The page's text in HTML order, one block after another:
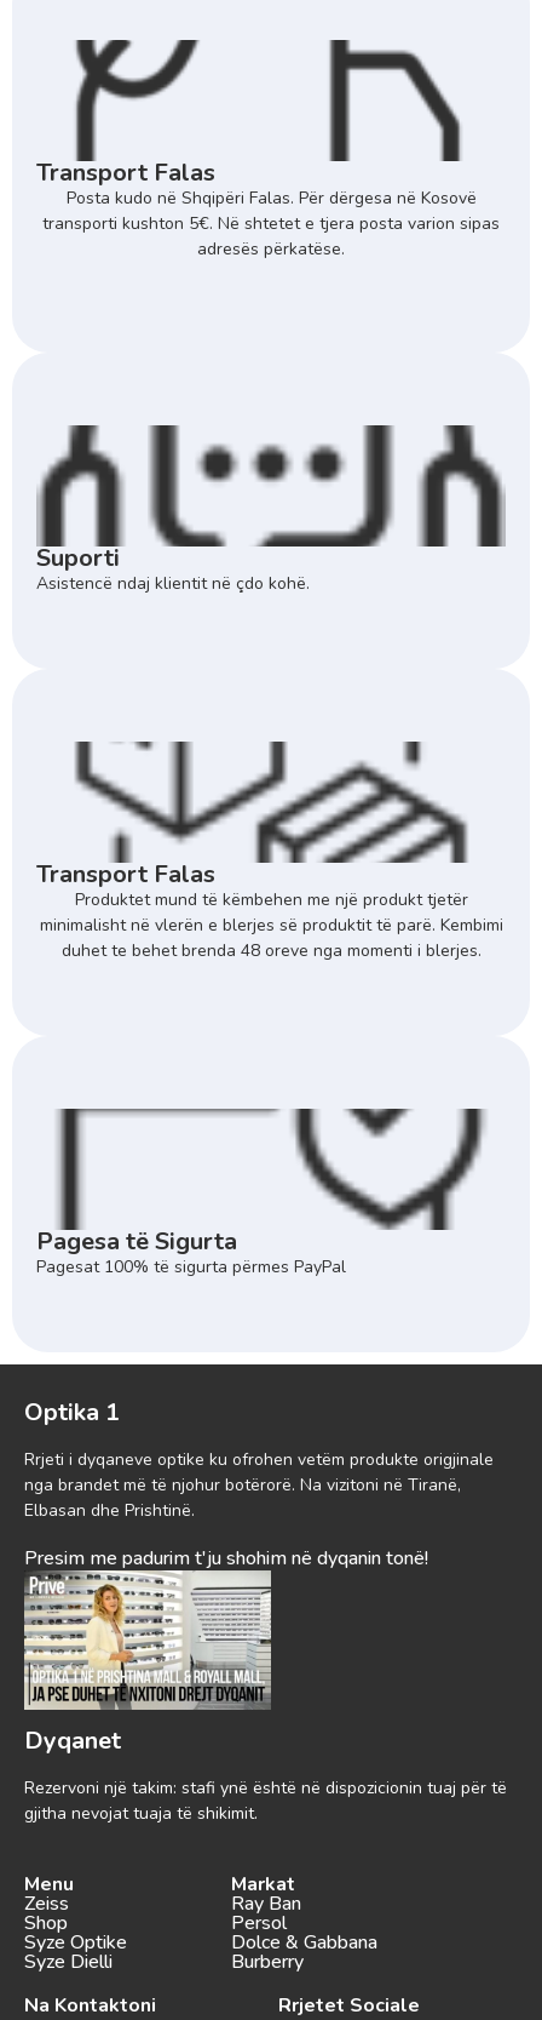
Transport Falas
Posta kudo në Shqipëri Falas. Për dërgesa në Kosovë
transporti kushton 5€. Në shtetet e tjera posta varion sipas
adresës përkatëse.
Suporti
Asistencë ndaj klientit në çdo kohë.
Transport Falas
Produktet mund të këmbehen me një produkt tjetër
minimalisht në vlerën e blerjes së produktit të parë. Kembimi
duhet te behet brenda 48 oreve nga momenti i blerjes.
Pagesa të Sigurta
Pagesat 100% të sigurta përmes PayPal
Optika 1
Rrjeti i dyqaneve optike ku ofrohen vetëm produkte origjinale
nga brandet më të njohur botërorë. Na vizitoni në Tiranë,
Elbasan dhe Prishtinë.
Presim me padurim t'ju shohim në dyqanin tonë!
Dyqanet
Rezervoni një takim: stafi ynë është në dispozicionin tuaj për të
gjitha nevojat tuaja të shikimit.
Menu
Zeiss
Shop
Syze Optike
Syze Dielli
Markat
Ray Ban
Persol
Dolce & Gabbana
Burberry
Na Kontaktoni
Rrjetet Sociale